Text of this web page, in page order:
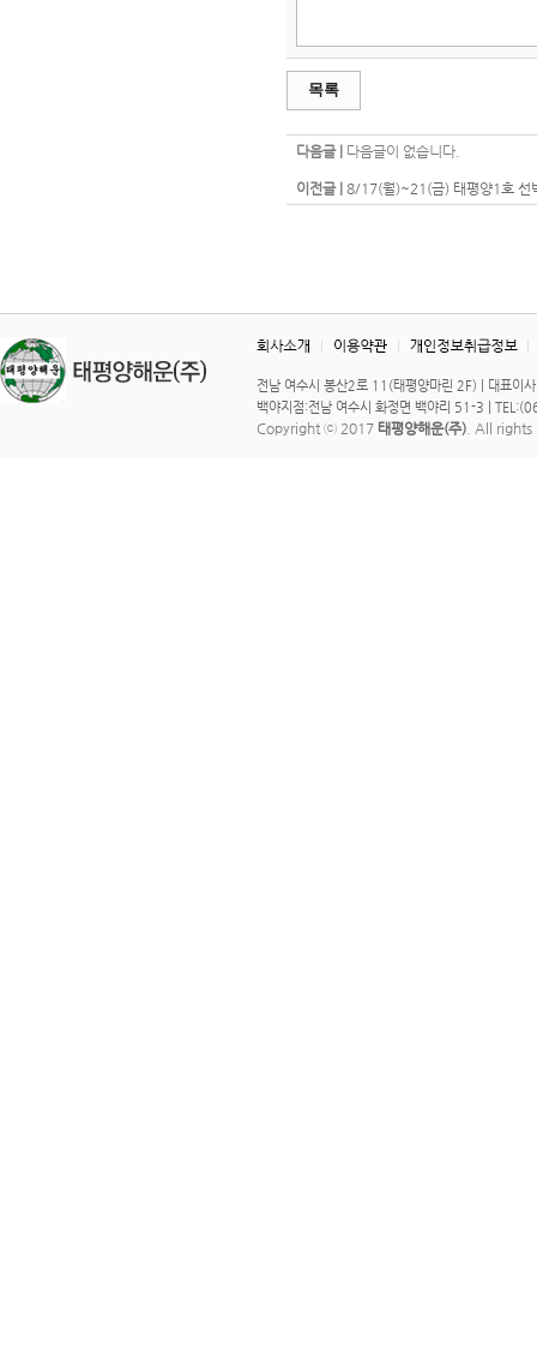
목록
다음글 | 다음글이 없습니다.
이전글 | 8/17(월)~21(금) 태평양1호 선
전남 여수시 봉산2로 11(태평양마린 2F) | 대표
백야지점:전남 여수시 화정면 백야리 51-3 |
Copyright ⓒ 2017 태평양해운(주) . All